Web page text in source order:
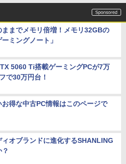
ままでメモリ倍増！メモリ32GBの
ーミングノート」
5060 Ti搭載ゲーミングPCが7万
で30万円台！
得な中古PC情報はこのページで
ィオブランドに進化するSHANLING